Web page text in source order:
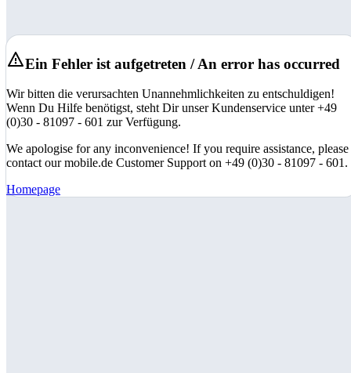
Ein Fehler ist aufgetreten / An error has occurred
Wir bitten die verursachten Unannehmlichkeiten zu entschuldigen!
Wenn Du Hilfe benötigst, steht Dir unser Kundenservice unter +49
(0)30 - 81097 - 601 zur Verfügung.
We apologise for any inconvenience! If you require assistance, please
contact our mobile.de Customer Support on +49 (0)30 - 81097 - 601.
Homepage